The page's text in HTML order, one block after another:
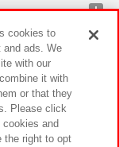
トポリシー
cookies to
and ads. We
with our
it with
or that they
Please click
and
the right to opt